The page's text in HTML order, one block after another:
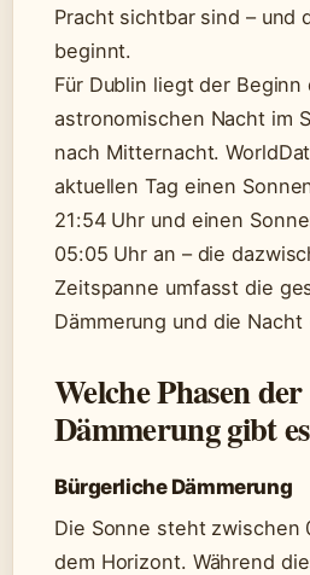
Pracht sichtbar sind – und
beginnt.
Für Dublin liegt der Beginn
astronomischen Nacht im
nach Mitternacht.
aktuellen Tag einen
21:54 Uhr und einen
05:05 Uhr an – die
Zeitspanne umfasst die
Dämmerung und die Nacht
Welche Phasen der
Dämmerung gibt
Bürgerliche Dämmerung
Die Sonne steht zwischen
dem Horizont. Während